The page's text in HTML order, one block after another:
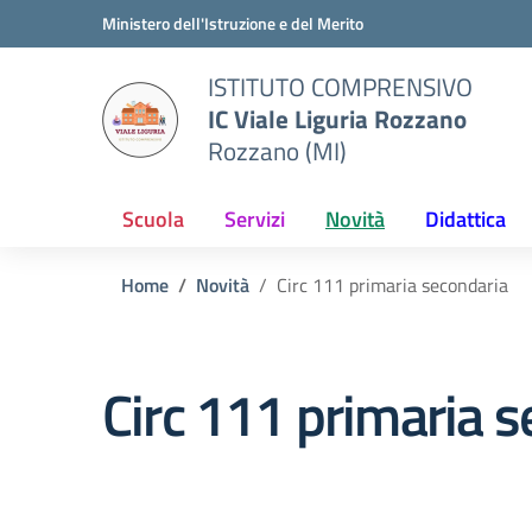
Vai ai contenuti
Vai al menu di navigazioneMinistero dell'Istruzione e del Merito
ISTITUTO COMPRENSIVO
IC Viale Liguria Rozzano
Rozzano (MI)
Scuola Servizi Novità Didattica
Home Novità Circ 111 primaria secondaria
Circ 111 primaria